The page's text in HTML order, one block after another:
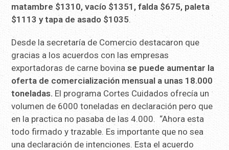
matambre $1310, vacío $1351, falda $675, paleta
$1113 y tapa de asado $1035.
Desde la secretaría de Comercio destacaron que
gracias a los acuerdos con las empresas
exportadoras de carne bovinase puede aumentar la
oferta de comercialización mensual a unas 18.000
toneladas. El programa Cortes Cuidados ofrecía un
volumen de 6000 toneladas en declaración pero que
en la practica no pasaba de las 4.000. “Ahora esta
todo firmado y trazable. Es importante que no sea
una declaración de intenciones. Esta el acuerdo